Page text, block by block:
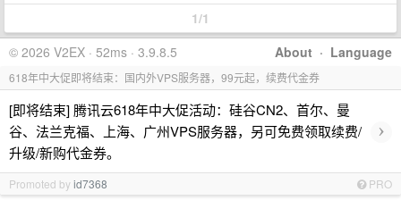
1/1
About · Language
© 2026 V2EX · 52ms · 3.9.8.5
618年中大促即将结束：国内外VPS服务器，99元起，续费代金券
[即将结束] 腾讯云618年中大促活动：硅谷CN2、首尔、曼
谷、法兰克福、上海、广州VPS服务器，另可免费领取续费/
升级/新购代金券。
›
Promoted byid7368 PRO